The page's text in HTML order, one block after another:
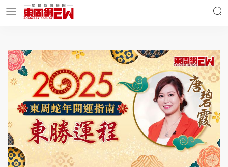
明星名人 時事財經
東周Ladies 優享生活
東周食玩通 會員活動